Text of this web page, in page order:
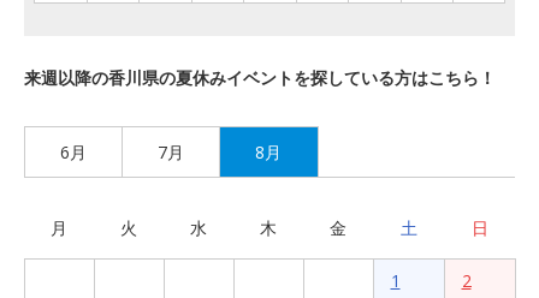
来週以降の香川県の夏休みイベントを探している方はこちら！
6月 7月 8月
月 火 水 木 金 土 日
1 2